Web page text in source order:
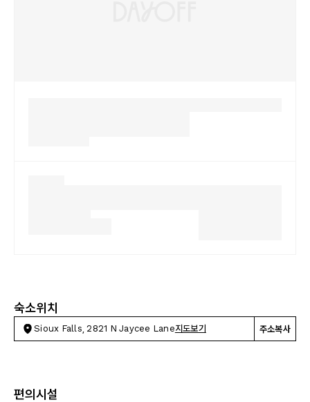
숙소위치
Sioux Falls, 2821 N Jaycee Lane지도보기 주소복사
편의시설